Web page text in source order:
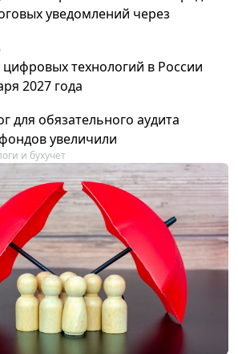
уведомлений через
технологий в России
2027 года
для обязательного аудита
увеличили
и бухучет